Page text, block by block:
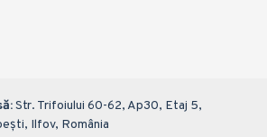
Str. Trifoiului 60-62, Ap30, Etaj 5,
Ilfov, România